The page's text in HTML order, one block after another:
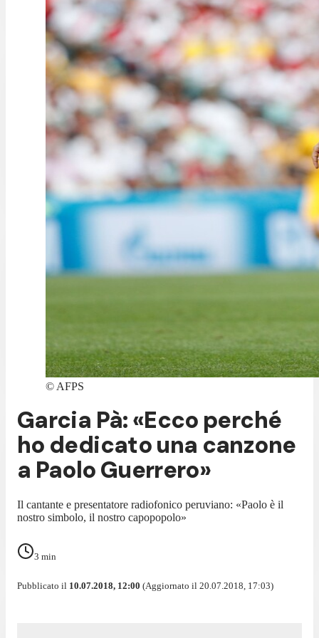
© AFPS
Garcia Pà: «Ecco perché
ho dedicato una canzone
a Paolo Guerrero»
Il cantante e presentatore radiofonico peruviano: «Paolo è il
nostro simbolo, il nostro capopopolo»
3 min
Pubblicato il 10.07.2018, 12:00 (Aggiornato il 20.07.2018, 17:03)